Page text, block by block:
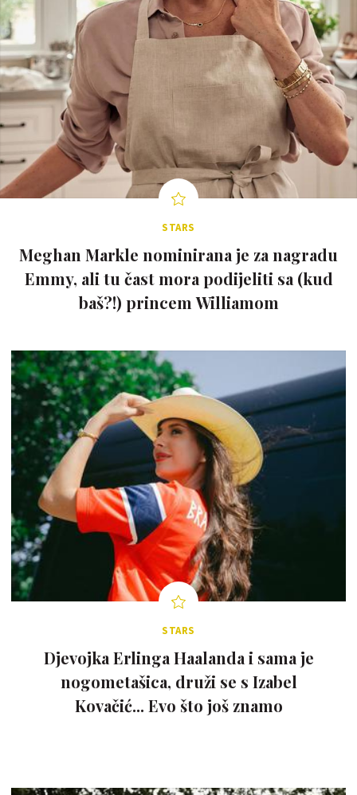
STARS
Meghan Markle nominirana je za nagradu
Emmy, ali tu čast mora podijeliti sa (kud
baš?!) princem Williamom
STARS
Djevojka Erlinga Haalanda i sama je
nogometašica, druži se s Izabel
Kovačić... Evo što još znamo